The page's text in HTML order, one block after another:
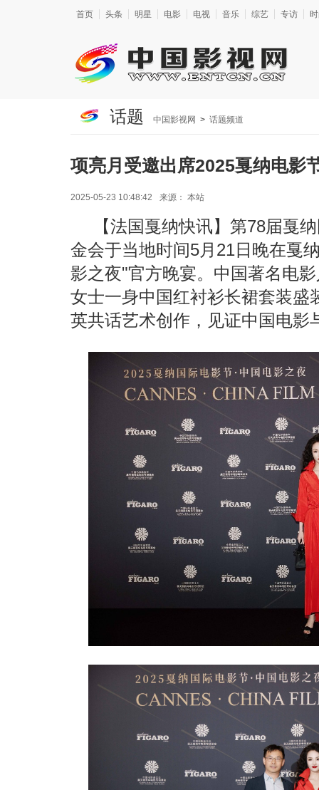
首页 头条 明星 电影 电视 音乐 综艺 专访
话题 中国影视网 > 话题频道
项亮月受邀出席2025戛纳电影
2025-05-23 10:48:42 来源： 本站
【法国戛纳快讯】第78届戛
金会于当地时间5月21日晚在戛
影之夜"官方晚宴。中国著名电
女士一身中国红衬衫长裙套装盛
英共话艺术创作，见证中国电影